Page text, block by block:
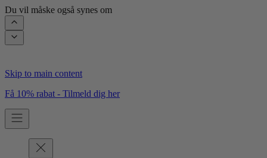
Du vil måske også synes om
Skip to main content
Få 10% rabat - Tilmeld dig her